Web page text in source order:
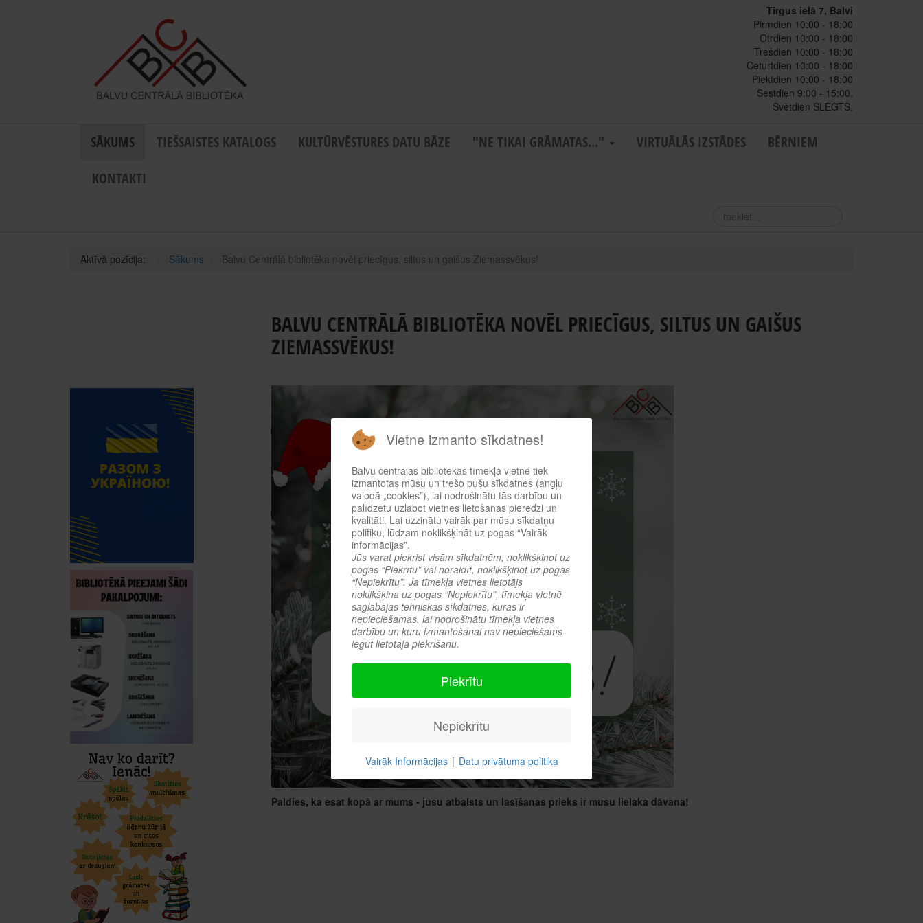
Tirgus ielā 7, Balvi
Pirmdien 10:00 - 18:00
Otrdien 10:00 - 18:00
Trešdien 10:00 - 18:00
Ceturtdien 10:00 - 18:00
Piektdien 10:00 - 18:00
Sestdien 9:00 - 15:00.
Svētdien SLĒGTS.
SĀKUMS TIEŠSAISTES KATALOGS KULTŪRVĒSTURES DATU BĀZE "NE TIKAI GRĀMATAS..." VIRTUĀLĀS IZSTĀDES
BĒRNIEM
KONTAKTI
meklēt...
Aktīvā pozīcija: Sākums Balvu Centrālā bibliotēka novēl priecīgus, siltus un gaišus Ziemassvēkus!
BALVU CENTRĀLĀ BIBLIOTĒKA NOVĒL PRIECĪGUS, SILTUS UN GAIŠUS
ZIEMASSVĒKUS!
Paldies, ka esat kopā ar mums - jūsu atbalsts un lasīšanas prieks ir mūsu lielākā dāvana!
Vietne izmanto sīkdatnes!
Balvu centrālās bibliotēkas tīmekļa vietnē tiek
izmantotas mūsu un trešo pušu sīkdatnes (angļu
valodā „cookies”), lai nodrošinātu tās darbību un
palīdzētu uzlabot vietnes lietošanas pieredzi un
kvalitāti. Lai uzzinātu vairāk par mūsu sīkdatņu
politiku, lūdzam noklikšķināt uz pogas “Vairāk
informācijas”.
Jūs varat piekrist visām sīkdatnēm, noklikšķinot uz
pogas “Piekrītu” vai noraidīt, noklikšķinot uz pogas
“Nepiekrītu”. Ja tīmekļa vietnes lietotājs
noklikšķina uz pogas “Nepiekrītu”, tīmekļa vietnē
saglabājas tehniskās sīkdatnes, kuras ir
nepieciešamas, lai nodrošinātu tīmekļa vietnes
darbību un kuru izmantošanai nav nepieciešams
iegūt lietotāja piekrišanu.
Piekrītu
Nepiekrītu
Vairāk Informācijas | Datu privātuma politika